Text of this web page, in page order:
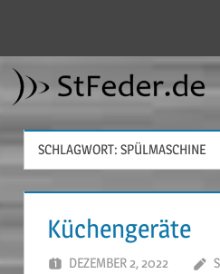
springen
SCHLAGWORT: SPÜLMASCHINE
Küchengeräte
DEZEMBER 2, 2022